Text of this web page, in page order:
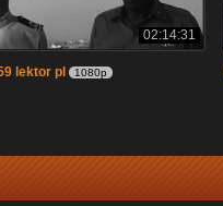
02:14:31
lektor pl 1080p